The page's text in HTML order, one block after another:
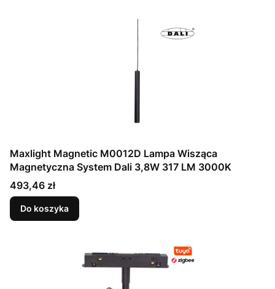
Maxlight Magnetic M0012D Lampa Wisząca
Magnetyczna System Dali 3,8W 317 LM 3000K
Cena
493,46 zł
Do koszyka